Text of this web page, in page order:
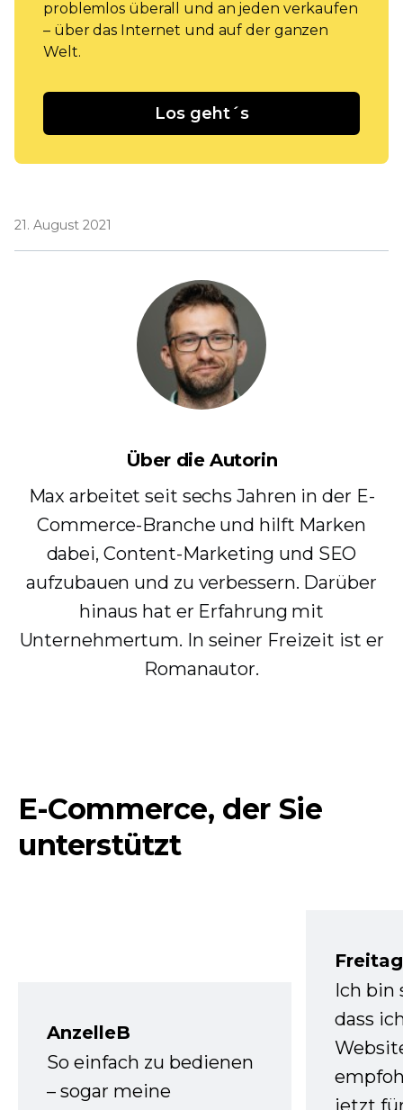
problemlos überall und an jeden verkaufen
– über das Internet und auf der ganzen
Welt.
Los geht´s
21. August 2021
Über die Autorin
Max arbeitet seit sechs Jahren in der E-
Commerce-Branche und hilft Marken
dabei, Content-Marketing und SEO
aufzubauen und zu verbessern. Darüber
hinaus hat er Erfahrung mit
Unternehmertum. In seiner Freizeit ist er
Romanautor.
E-Commerce, der Sie
unterstützt
AnzelleB
So einfach zu bedienen
– sogar meine
Ich bin
dass
jetzt